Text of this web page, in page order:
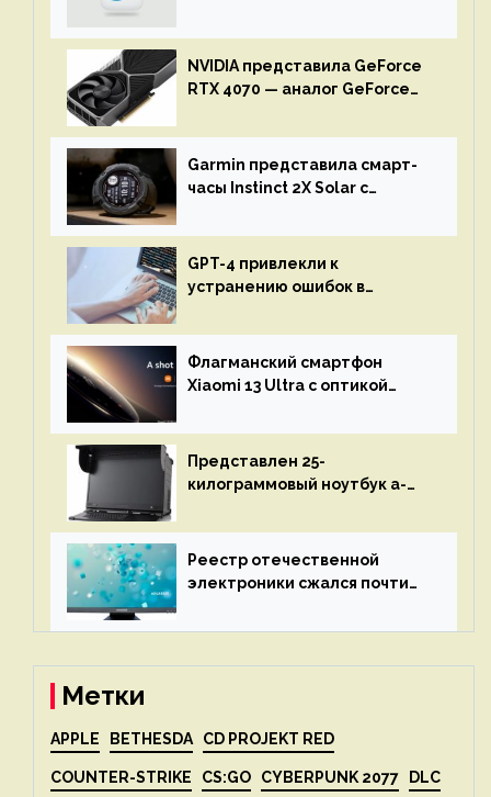
NVIDIA представила GeForce
RTX 4070 — аналог GeForce
Garmin представила смарт-
часы Instinct 2X Solar с
GPT-4 привлекли к
устранению ошибок в
остановится до полного
восстановления кода и
объяснит, что пошло не так
Флагманский смартфон
Xiaomi 13 Ultra с оптикой
представят 18 апреля
Представлен 25-
килограммовый ноутбук a-
до 3 Тбайт DDR5 и шесть
дисплеев
Реестр отечественной
электроники сжался почти
Метки
APPLE BETHESDA CD PROJEKT RED
COUNTER-STRIKE CS:GO CYBERPUNK 2077 DLC